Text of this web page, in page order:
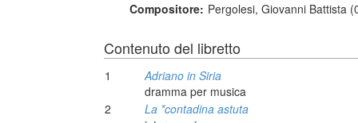
Compositore: Pergolesi, Giovanni Battista
Contenuto del libretto
1
Adriano in Siria
dramma per musica
2
La *contadina astuta